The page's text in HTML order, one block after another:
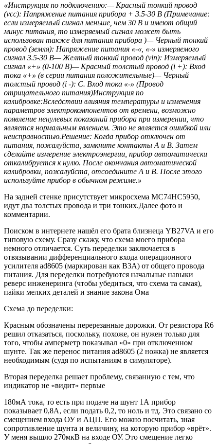
«Инструкция по подключению:— Красный тонкий провод
(vcc): Напряжение питания прибора + 3.5-30 В (Примечание:
если измеряемый сигнал меньше, чем 30 В и имеют общий
минус питания, то измеряемый сигнал может быть
использован также для питания прибора )— Черный тонкий
провод (земля): Напряжение питания «-«, «-» измеряемого
сигнал 3.5-30 В— Желтый тонкий провод (vin): Измеряемый
сигнал «+» (0-100 В)— Красный толстый провод (i +): Вход
тока «+» (в серии питания положительные)— Черный
толстый провод (i -): C. Вход тока «-» (Провод
отрицательного питания)Инструкция по
калибровке:Вследствии влияния температуры и изменения
параметров электрокомпонентов от времени, возможно
появление ненулевых показаний прибора при измерении, что
является нормальным явлением. Это не является ошибкой или
неисправностью.Решение: Когда прибор отключен от
питания, пожалуйста, замкните контакты А и B. Затем
сделайте измерение электроэнергии, прибор автоматически
откалибруется к нулю. После окончания автоматической
калибровки, пожалуйста, отсоедините A и B. После этого
используйте прибор в обычном режиме.»
На задней стенке присутствует микросхема MC74HC5950,
идут два толстых провода и три тонких.Далее фото и
комментарии.
Поиском в интернете нашёл его брата близнеца YB27VA и его
типовую схему. Сразу скажу, что схема моего прибора
немного отличается. Суть переделки заключается в
отвязывании дифференциального входа операционного
усилителя ad8605 (маркирован как B3A) от общего провода
питания. Для переделки потребуются начальные навыки
реверс инженеринга (чтобы убедиться, что схема та самая),
пайки мелких деталей и знание закона Ома
Схема до переделки:
Красным обозначены перерезанные дорожки. От резистора R6
решил отказаться, поскольку, похоже, он нужен только для
того, чтобы амперметр показывал «0» при отключенном
шунте. Так же перенос питания ad8605 (2 ножка) не является
необходимым (судя по испытаниям в симуляторе).
Вторая переделка решает проблему, связанную с тем, что
индикатор не «видит» первые
180мА тока, то есть при подаче на шунт 1А прибор
показывает 0,8А, если подать 0,2, то ноль и тд. Это связано со
смещением входа ОУ и АЦП. Его можно посчитать, зная
сопротивление шунта и величину, на которую прибор «врёт».
У меня вышло 270мкВ на входе ОУ. Это смещение легко